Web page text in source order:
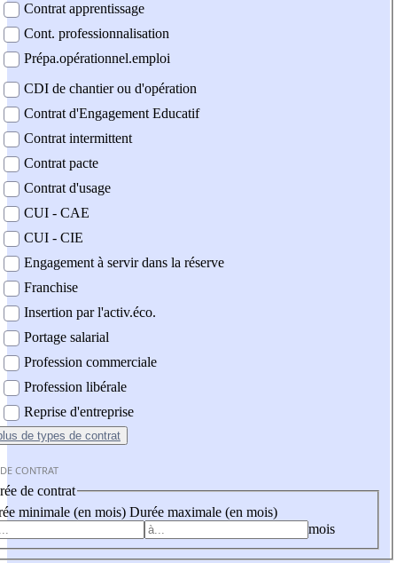
Contrat apprentissage
Cont. professionnalisation
Prépa.opérationnel.emploi
CDI de chantier ou d'opération
Contrat d'Engagement Educatif
Contrat intermittent
Contrat pacte
Contrat d'usage
CUI - CAE
CUI - CIE
Engagement à servir dans la réserve
Franchise
Insertion par l'activ.éco.
Portage salarial
Profession commerciale
Profession libérale
Reprise d'entreprise
de types de contrat
CONTRAT
de contrat
minimale (en mois) Durée maximale (en mois)
mois